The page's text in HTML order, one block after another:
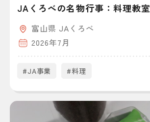
JAくろべの名物行事：料理教室
富山県 JAくろべ
2026年7月
#JA事業 #料理